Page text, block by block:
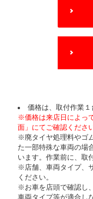
OPTIONS
価格は、取付作業１
※価格は来店日によっ
面」にてご確認ください
※廃タイヤ処理料やゴ
た一部特殊な車両の場
います。作業前に、取
※店舗、車両タイプ、
ください。
※お車を店頭で確認し
車両タイプ等が適合し